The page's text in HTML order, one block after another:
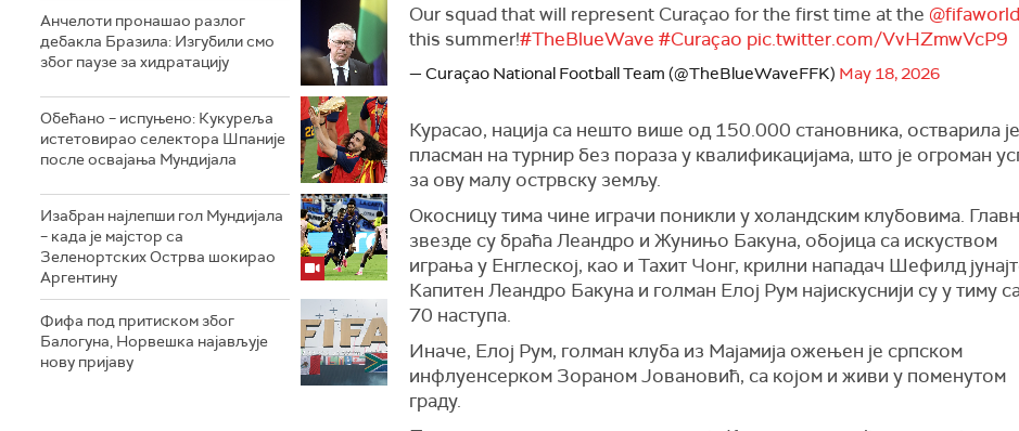
Анчелоти пронашао разлог
дебакла Бразила: Изгубили смо
због паузе за хидратацију
Обећано – испуњено: Кукуреља
истетовирао селектора Шпаније
после освајања Мундијала
Изабран најлепши гол Мундијала
– када је мајстор са
Зеленортских Острва шокирао
Аргентину
Фифа под притиском због
Балогуна, Норвешка најављује
нову пријаву
Our squad that will represent Curaçao for the first time at the
this summer!#TheBlueWave #Curaçao pic.twitter.com/VvHZmwVcP9
— Curaçao National Football Team (@TheBlueWaveFFK) May 18, 2026
Курасао, нација са нешто више од 150.000 становника, остварила је
пласман на турнир без пораза у квалификацијама, што је огроман
за ову малу острвску земљу.
Окосницу тима чине играчи поникли у холандским клубовима.
звезде су браћа Леандро и Жунињо Бакуна, обојица са искуством
играња у Енглеској, као и Тахит Чонг, крилни нападач Шефилд
Капитен Леандро Бакуна и голман Елој Рум најискуснији су у тиму
70 наступа.
Иначе, Елој Рум, голман клуба из Мајамија ожењен је српском
инфлуенсерком Зораном Јовановић, са којом и живи у поменутом
граду.